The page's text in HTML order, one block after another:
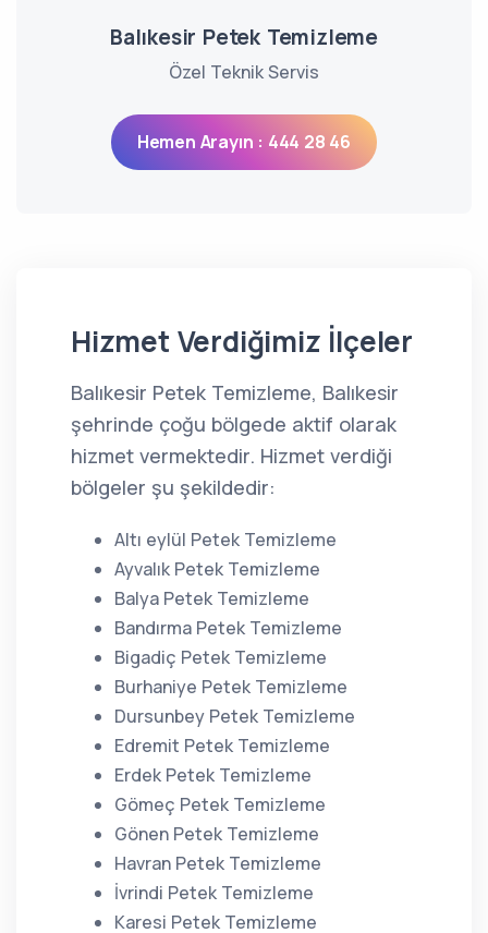
Balıkesir Petek Temizleme
Özel Teknik Servis
Hemen Arayın : 444 28 46
Hizmet Verdiğimiz İlçeler
Balıkesir Petek Temizleme, Balıkesir
şehrinde çoğu bölgede aktif olarak
hizmet vermektedir. Hizmet verdiği
bölgeler şu şekildedir:
Altı eylül Petek Temizleme
Ayvalık Petek Temizleme
Balya Petek Temizleme
Bandırma Petek Temizleme
Bigadiç Petek Temizleme
Burhaniye Petek Temizleme
Dursunbey Petek Temizleme
Edremit Petek Temizleme
Erdek Petek Temizleme
Gömeç Petek Temizleme
Gönen Petek Temizleme
Havran Petek Temizleme
İvrindi Petek Temizleme
Karesi Petek Temizleme